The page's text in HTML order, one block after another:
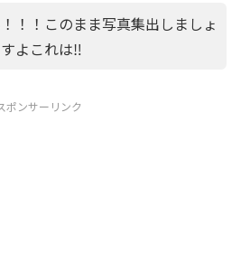
！！このまま写真集出しましょ
よこれは‼️
ポンサーリンク